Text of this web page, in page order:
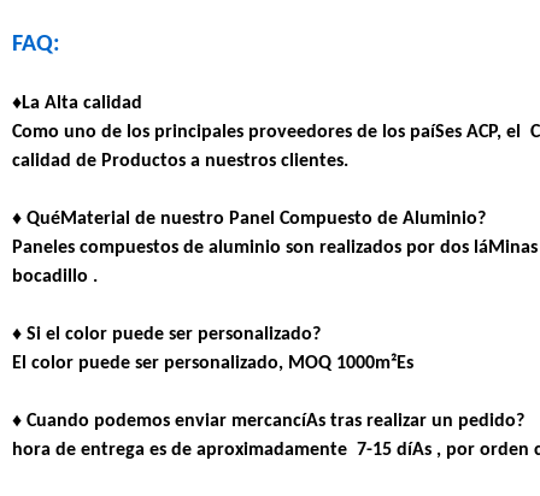
FAQ:
♦La Alta calidad
Como uno de los principales proveedores de los paíSes ACP,
calidad de Productos a nuestros clientes.
♦ QuéMaterial de nuestro Panel Compuesto de Aluminio?
Paneles compuestos de aluminio son realizados por dos
bocadillo .
♦ Si el color puede ser personalizado?
El color puede ser personalizado, MOQ 1000m²Es
♦ Cuando podemos enviar mercancíAs tras realizar un pedido?
hora de entrega es de aproximadamente 7-15 díAs, por orden